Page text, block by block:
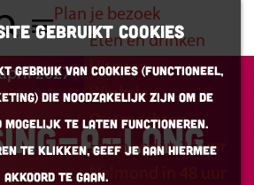
gebruikt cookies
gebruik van cookies (Functioneel,
die noodzakelijk zijn om de
mogelijk te laten functioneren.
te klikken, geef je aan hiermee
akkoord te gaan.
Z
o
e
k
e
n
M
e
n
u
Plan je bezoek
Eten en drinken
Uitgaan
Winkelen
Overnachten
Helmond in 24 uur
Helmond in 48 uur
2027
a-long